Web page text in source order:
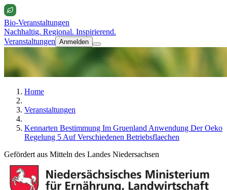
Bio-Veranstaltungen
Nachhaltig. Regional. Inspirierend.
Veranstaltungen Anmelden
Home
Veranstaltungen
Kennarten Bestimmung Im Gruenland Anwendung Der Oeko
Regelung 5 Auf Verschiedenen Betriebsflaechen
Gefördert aus Mitteln des Landes Niedersachsen